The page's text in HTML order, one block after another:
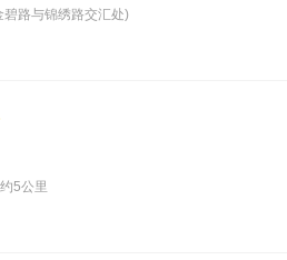
碧路与锦绣路交汇处)
5公里